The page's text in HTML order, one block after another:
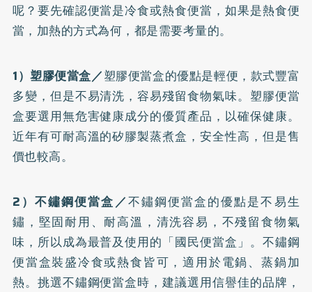
呢？要先確認便當是冷食或熱食便當，如果是熱食便
當，加熱的方式為何，都是需要考量的。
1）塑膠便當盒／塑膠便當盒的優點是輕便，款式豐富
多變，但是不易清洗，容易殘留食物氣味。塑膠便當
盒要選用無危害健康成分的優質產品，以確保健康。
近年有可耐高溫的矽膠製蒸煮盒，安全性高，但是售
價也較高。
2）不鏽鋼便當盒／不鏽鋼便當盒的優點是不易生
鏽，堅固耐用、耐高溫，清洗容易，不殘留食物氣
味，所以成為最普及使用的「國民便當盒」。不鏽鋼
便當盒裝盛冷食或熱食皆可，適用於電鍋、蒸鍋加
熱。挑選不鏽鋼便當盒時，建議選用信譽佳的品牌，